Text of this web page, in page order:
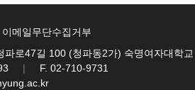
이메일무단수집거부
파로47길 100 (청파동2가) 숙명여자대학
|
F. 02-710-9731